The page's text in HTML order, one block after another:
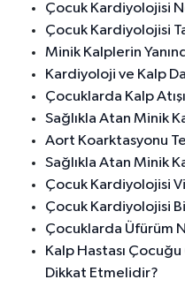
Çocuk Kardiyolojisi
Çocuk Kardiyolojisi
Minik Kalplerin
Kardiyoloji ve Kalp
Çocuklarda Kalp
Sağlıkla Atan Minik
Aort Koarktasyonu
Sağlıkla Atan Minik
Çocuk Kardiyolojisi
Çocuk Kardiyolojisi
Çocuklarda Üfürüm
Kalp Hastası
Dikkat Etmelidir?